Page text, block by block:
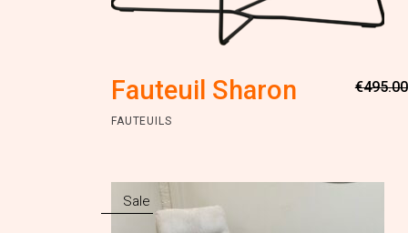
Fauteuil Sharon €495.00
FAUTEUILS
Sale